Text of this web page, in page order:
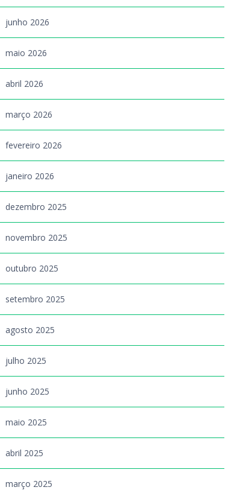
junho 2026
maio 2026
abril 2026
março 2026
fevereiro 2026
janeiro 2026
dezembro 2025
novembro 2025
outubro 2025
setembro 2025
agosto 2025
julho 2025
junho 2025
maio 2025
abril 2025
março 2025